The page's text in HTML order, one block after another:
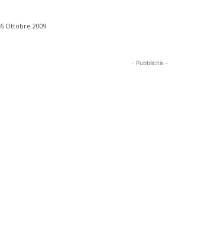
6 Ottobre 2009
- Pubblicità -